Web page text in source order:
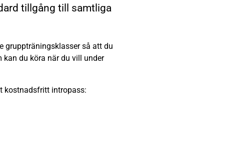
tillgång till samtliga
gruppträningsklasser så att du
kan du köra när du vill under
kostnadsfritt intropass: